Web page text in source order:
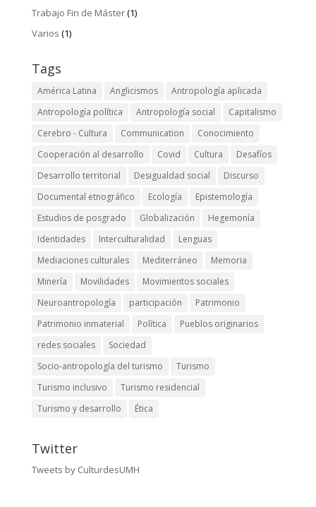
Trabajo Fin de Máster(1)
Varios (1)
Tags
América Latina Anglicismos
Antropología aplicada
Antropología política
Antropología social
Capitalismo
Cerebro - Cultura
Communication
Conocimiento
Cooperación al desarrollo
Covid Cultura
Desafíos
Desarrollo territorial
Desigualdad social
Discurso
Documental etnográfico
Ecología
Epistemología
Estudios de posgrado
Globalización
Hegemonía
Identidades
Interculturalidad
Lenguas
Mediaciones culturales
Mediterráneo
Memoria
Minería
Movilidades
Movimientos sociales
Neuroantropología
participación
Patrimonio
Patrimonio inmaterial
Política
Pueblos originarios
redes sociales
Sociedad
Socio-antropología del turismo
Turismo
Turismo inclusivo
Turismo residencial
Turismo y desarrollo
Ética
Twitter
Tweets by CulturdesUMH